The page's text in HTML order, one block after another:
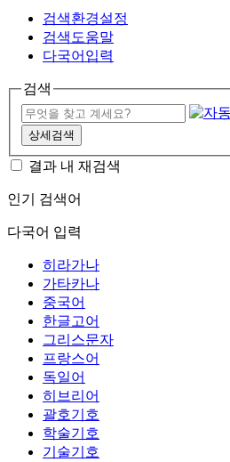
검색환경설정
검색도움말
다국어입력
검색
상세검색
결과 내 재검색
인기 검색어
다국어 입력
히라가나
가타카나
중국어
한글고어
그리스문자
프랑스어
독일어
히브리어
괄호기호
학술기호
기술기호